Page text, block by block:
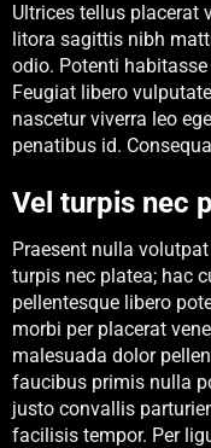
Ultrices tellus placerat
litora sagittis nibh
odio. Potenti
Feugiat libero
nascetur viverra leo
penatibus id.
Vel turpis nec
Praesent nulla
turpis nec platea; hac
pellentesque libero
morbi per placerat
malesuada dolor
faucibus primis nulla
justo convallis
facilisis tempor. Per